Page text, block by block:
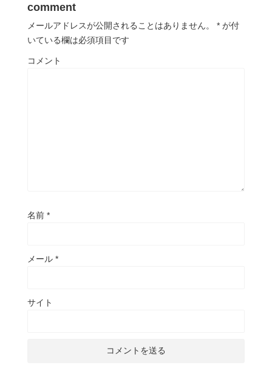
comment
メールアドレスが公開されることはありません。 * が付
いている欄は必須項目です
コメント
名前 *
メール *
サイト